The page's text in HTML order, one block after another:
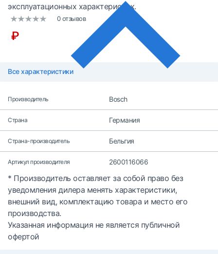
эксплуатационных характеристик.
0 отзывов
₽
Все характеристики
Производитель Bosch
Страна Германия
Страна-производитель Бельгия
Артикул производителя 2600116066
* Производитель оставляет за собой право без
уведомления дилера менять характеристики,
внешний вид, комплектацию товара и место его
производства.
Указанная информация не является публичной
офертой